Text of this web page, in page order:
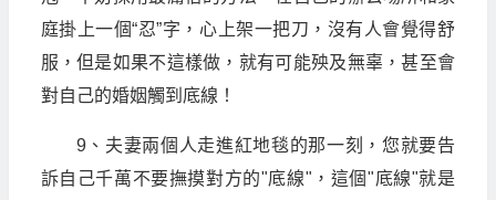
庭掛上一個“忍”字，心上架一把刀，沒有人會覺得舒
服，但是如果不這樣做，就有可能殃及無辜，甚至會
對自己的婚姻觸到底線！
9、夫妻兩個人走進紅地毯的那一刻，您就要告
訴自己千萬不要撫摸對方的"底線"，這個"底線"就是